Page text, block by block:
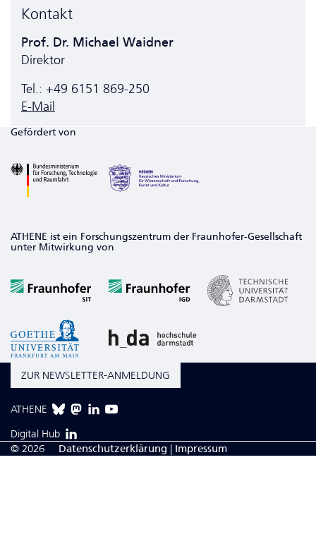
Kontakt
Prof. Dr. Michael Waidner
Direktor
Tel.: +49 6151 869-250
E-Mail
Gefördert von
ATHENE ist ein Forschungszentrum der Fraunhofer-Gesellschaft
unter Mitwirkung von
ZUR NEWSLETTER-ANMELDUNG
ATHENE
Digital Hub
© 2026
Da­ten­schutzerklärung | Impressum